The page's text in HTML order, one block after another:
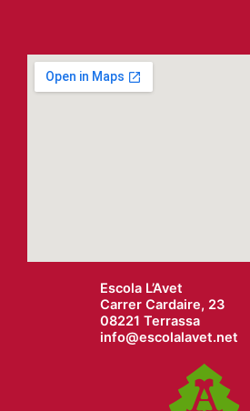
Escola L’Avet
Carrer Cardaire, 23
08221 Terrassa
info@escolalavet.net